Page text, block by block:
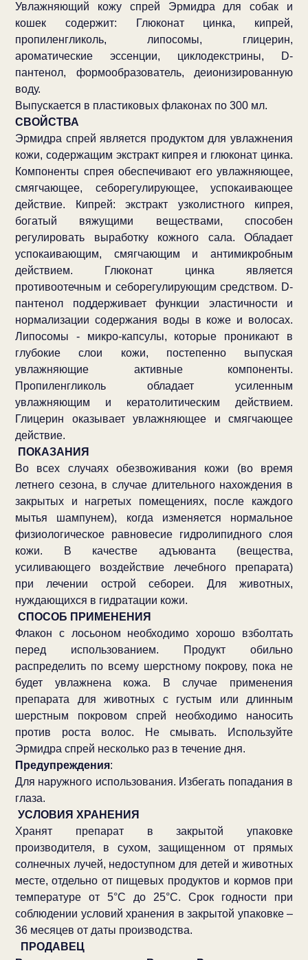
Увлажняющий кожу спрей Эрмидра для собак и
кошек содержит: Глюконат цинка, кипрей,
пропиленгликоль, липосомы, глицерин,
ароматические эссенции, циклодекстрины, D-
пантенол, формообразователь, деионизированную
воду.
Выпускается в пластиковых флаконах по 300 мл.
СВОЙСТВА
Эрмидра спрей является продуктом для увлажнения
кожи, содержащим экстракт кипрея и глюконат цинка.
Компоненты спрея обеспечивают его увлажняющее,
смягчающее, себорегулирующее, успокаивающее
действие. Кипрей: экстракт узколистного кипрея,
богатый вяжущими веществами, способен
регулировать выработку кожного сала. Обладает
успокаивающим, смягчающим и антимикробным
действием. Глюконат цинка является
противоотечным и себорегулирующим средством. D-
пантенол поддерживает функции эластичности и
нормализации содержания воды в коже и волосах.
Липосомы - микро-капсулы, которые проникают в
глубокие слои кожи, постепенно выпуская
увлажняющие активные компоненты.
Пропиленгликоль обладает усиленным
увлажняющим и кератолитическим действием.
Глицерин оказывает увлажняющее и смягчающее
действие.
ПОКАЗАНИЯ
Во всех случаях обезвоживания кожи (во время
летнего сезона, в случае длительного нахождения в
закрытых и нагретых помещениях, после каждого
мытья шампунем), когда изменяется нормальное
физиологическое равновесие гидролипидного слоя
кожи. В качестве адъюванта (вещества,
усиливающего воздействие лечебного препарата)
при лечении острой себореи. Для животных,
нуждающихся в гидратации кожи.
СПОСОБ ПРИМЕНЕНИЯ
Флакон с лосьоном необходимо хорошо взболтать
перед использованием. Продукт обильно
распределить по всему шерстному покрову, пока не
будет увлажнена кожа. В случае применения
препарата для животных с густым или длинным
шерстным покровом спрей необходимо наносить
против роста волос. Не смывать. Используйте
Эрмидра спрей несколько раз в течение дня.
Предупреждения:
Для наружного использования. Избегать попадания в
глаза.
УСЛОВИЯ ХРАНЕНИЯ
Хранят препарат в закрытой упаковке
производителя, в сухом, защищенном от прямых
солнечных лучей, недоступном для детей и животных
месте, отдельно от пищевых продуктов и кормов при
температуре от 5°С до 25°С. Срок годности при
соблюдении условий хранения в закрытой упаковке –
36 месяцев от даты производства.
ПРОДАВЕЦ